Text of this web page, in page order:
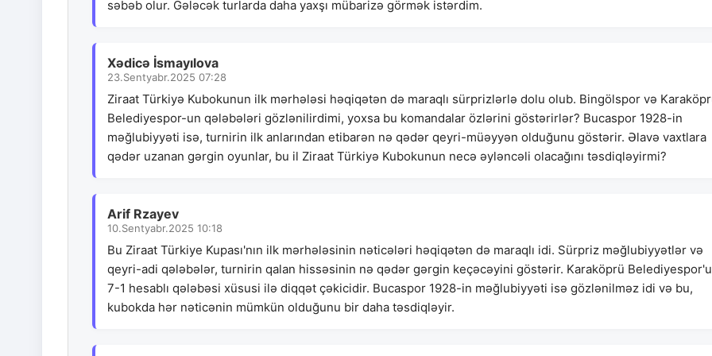
səbəb olur. Gələcək turlarda daha yaxşı mübarizə görmək istərdim.
Xədicə İsmayılova
23.Sentyabr.2025 07:28
Ziraat Türkiyə Kubokunun ilk mərhələsi həqiqətən də maraqlı sürprizlərlə dolu olub. Bingölspor və
Belediyespor-un qələbələri gözlənilirdimi, yoxsa bu komandalar özlərini göstərirlər? Bucaspor 1928-in
məğlubiyyəti isə, turnirin ilk anlarından etibarən nə qədər qeyri-müəyyən olduğunu göstərir. Əlavə vaxtlara
qədər uzanan gərgin oyunlar, bu il Ziraat Türkiyə Kubokunun necə əyləncəli olacağını təsdiqləyirmi?
Arif Rzayev
10.Sentyabr.2025 10:18
Bu Ziraat Türkiye Kupası'nın ilk mərhələsinin nəticələri həqiqətən də maraqlı idi. Sürpriz məğlubiyyətlər və
qeyri-adi qələbələr, turnirin qalan hissəsinin nə qədər gərgin keçəcəyini göstərir. Karaköprü
7-1 hesablı qələbəsi xüsusi ilə diqqət çəkicidir. Bucaspor 1928-in məğlubiyyəti isə gözlənilməz idi və bu,
kubokda hər nəticənin mümkün olduğunu bir daha təsdiqləyir.